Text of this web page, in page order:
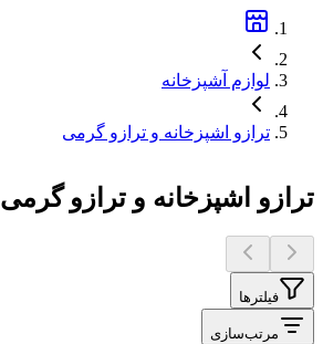
لوازم آشپزخانه
ترازو اشپزخانه و ترازو گرمی
ترازو اشپزخانه و ترازو گرمی
فیلترها
مرتب‌سازی